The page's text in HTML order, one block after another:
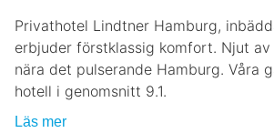
Privathotel Lindtner Hamburg,
erbjuder förstklassig komfort. Njut
nära det pulserande Hamburg. Våra
hotell i genomsnitt 9.1.
Läs mer